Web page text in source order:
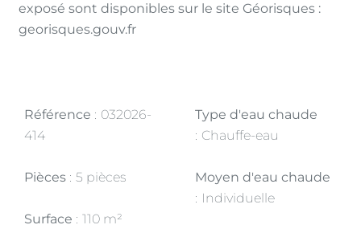
exposé sont disponibles sur le site Géorisques :
georisques.gouv.fr
Référence
032026-
414
Pièces 5 pièces
Surface 110 m²
Type d'eau chaude
Chauffe-eau
Moyen d'eau chaude
Individuelle